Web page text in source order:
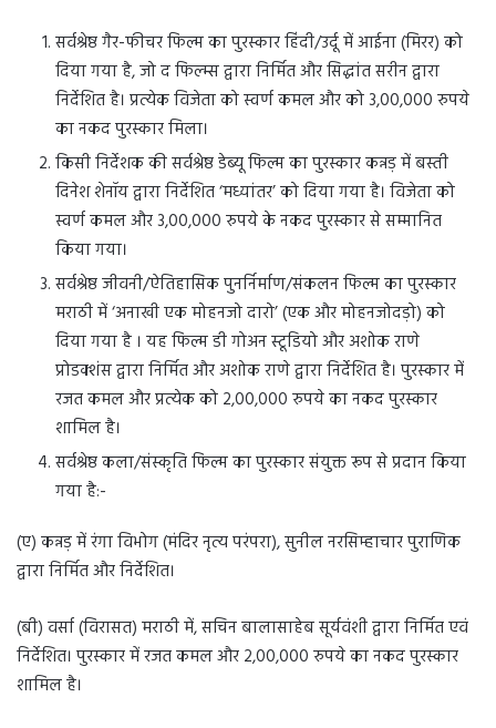
सर्वश्रेष्ठ गैर-फीचर फिल्म का पुरस्कार हिंदी/उर्दू में आईना (मिरर) को
दिया गया है, जो द फिल्म्स द्वारा निर्मित और सिद्धांत सरीन द्वारा
निर्देशित है। प्रत्येक विजेता को स्वर्ण कमल और को 3,00,000 रुपये
का नकद पुरस्कार मिला।
किसी निर्देशक की सर्वश्रेष्ठ डेब्यू फिल्म का पुरस्कार कन्नड़ में बस्ती
दिनेश शेनॉय द्वारा निर्देशित ‘मध्यांतर’ को दिया गया है। विजेता को
स्वर्ण कमल और 3,00,000 रुपये के नकद पुरस्कार से सम्मानित
किया गया।
सर्वश्रेष्ठ जीवनी/ऐतिहासिक पुनर्निर्माण/संकलन फिल्म का पुरस्कार
मराठी में ‘अनाखी एक मोहनजो दारो’ (एक और मोहनजोदड़ो) को
दिया गया है । यह फिल्म डी गोअन स्टूडियो और अशोक राणे
प्रोडक्शंस द्वारा निर्मित और अशोक राणे द्वारा निर्देशित है। पुरस्कार में
रजत कमल और प्रत्येक को 2,00,000 रुपये का नकद पुरस्कार
शामिल है।
सर्वश्रेष्ठ कला/संस्कृति फिल्म का पुरस्कार संयुक्त रूप से प्रदान किया
गया है:-
(ए) कन्नड़ में रंगा विभोग (मंदिर नृत्य परंपरा), सुनील नरसिम्हाचार पुराणिक
द्वारा निर्मित और निर्देशित।
(बी) वर्सा (विरासत) मराठी में, सचिन बालासाहेब सूर्यवंशी द्वारा निर्मित एवं
निर्देशित। पुरस्कार में रजत कमल और 2,00,000 रुपये का नकद पुरस्कार
शामिल है।